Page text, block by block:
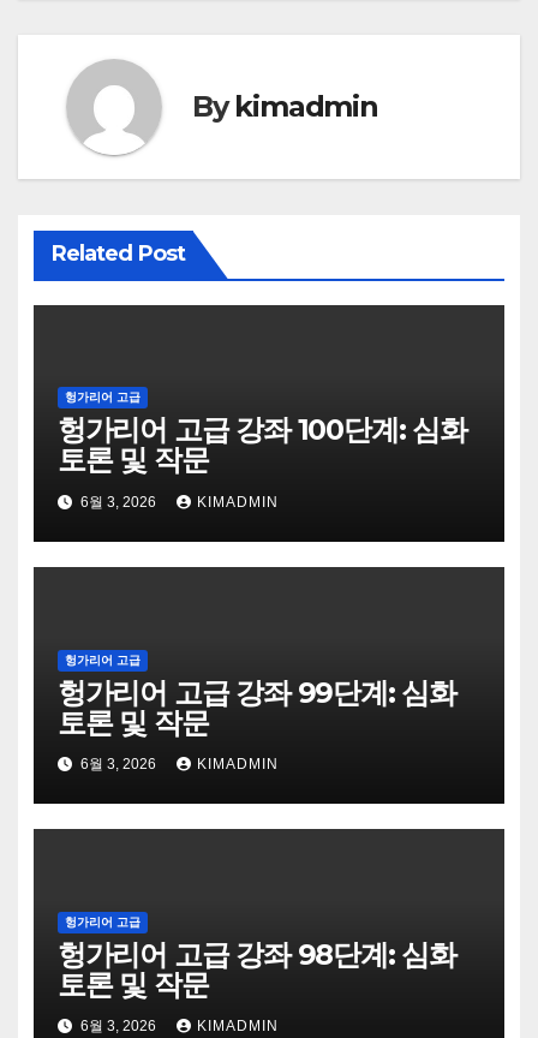
Bykimadmin
Related Post
헝가리어 고급
헝가리어 고급 강좌 100단계: 심화
토론 및 작문
6월 3, 2026 KIMADMIN
헝가리어 고급
헝가리어 고급 강좌 99단계: 심화
토론 및 작문
6월 3, 2026 KIMADMIN
헝가리어 고급
헝가리어 고급 강좌 98단계: 심화
토론 및 작문
6월 3, 2026 KIMADMIN